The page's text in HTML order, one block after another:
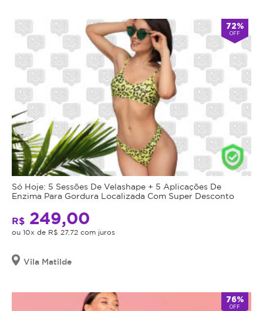
72%
OFF
Só Hoje: 5 Sessões De Velashape + 5 Aplicações De
Enzima Para Gordura Localizada Com Super Desconto
R$ 249,00
ou 10x de R$ 27,72 com juros
Vila Matilde
76%
OFF